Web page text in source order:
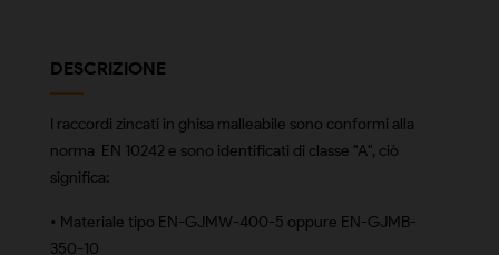
DESCRIZIONE
I raccordi zincati in ghisa malleabile sono conformi alla
norma EN 10242 e sono identificati di classe "A", ciò
significa:
• Materiale tipo EN-GJMW-400-5 oppure EN-GJMB-
350-10